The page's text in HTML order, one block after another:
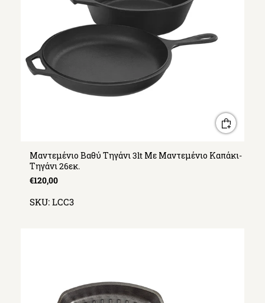
Μαντεμένιο Βαθύ Τηγάνι 3lt Με Μαντεμένιο Καπάκι-
Τηγάνι 26εκ.
€120,00
SKU: LCC3